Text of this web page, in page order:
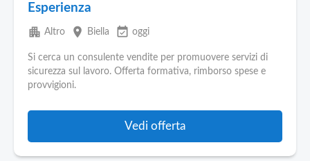
Esperienza
apartment Altro place Biella event_available oggi
Si cerca un consulente vendite per promuovere servizi di
sicurezza sul lavoro. Offerta formativa, rimborso spese e
provvigioni.
Vedi offerta